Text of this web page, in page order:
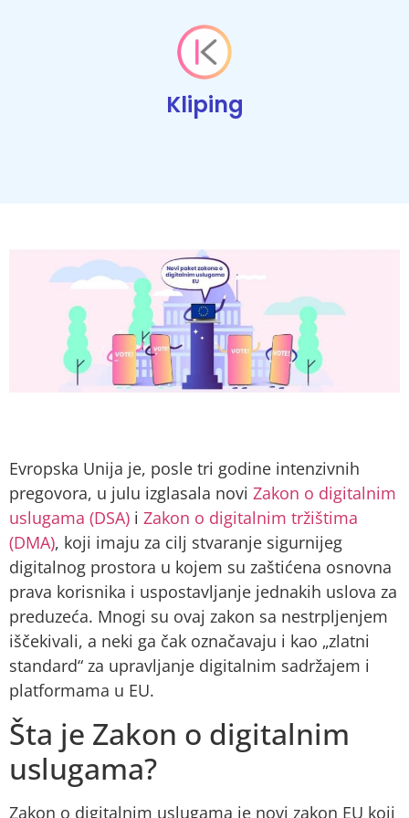
Kliping
Evropska Unija je, posle tri godine intenzivnih
pregovora, u julu izglasala novi Zakon o digitalnim
uslugama (DSA) i Zakon o digitalnim tržištima
(DMA), koji imaju za cilj stvaranje sigurnijeg
digitalnog prostora u kojem su zaštićena osnovna
prava korisnika i uspostavljanje jednakih uslova za
preduzeća. Mnogi su ovaj zakon sa nestrpljenjem
iščekivali, a neki ga čak označavaju i kao „zlatni
standard“ za upravljanje digitalnim sadržajem i
platformama u EU.
Šta je Zakon o digitalnim
uslugama?
Zakon o digitalnim uslugama je novi zakon EU koji